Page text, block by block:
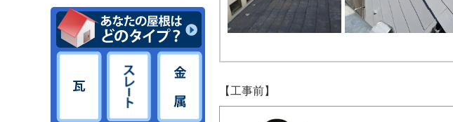
【工事前】